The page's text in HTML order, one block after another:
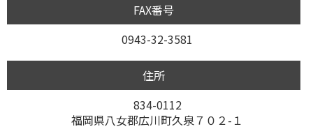
FAX番号
0943-32-3581
住所
834-0112
福岡県八女郡広川町久泉７０２-１